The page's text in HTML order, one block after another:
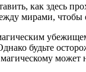
как здесь
мирами,
будьте
может